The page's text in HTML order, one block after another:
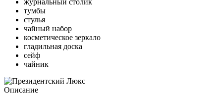
журнальный столик
тумбы
стулья
чайный набор
косметическое зеркало
гладильная доска
сейф
чайник
Описание